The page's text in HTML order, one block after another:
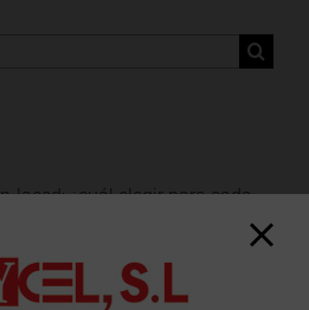
laced: ¿cuál elegir para cada
2026